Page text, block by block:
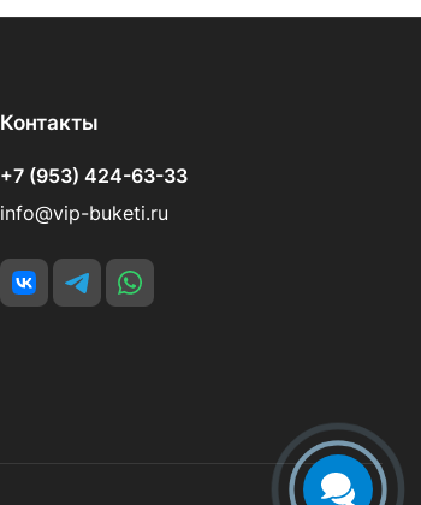
Контакты
+7 (953) 424-63-33
info@vip-buketi.ru